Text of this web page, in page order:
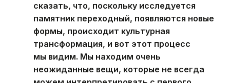
сказать, что, поскольку исследуется
памятник переходный, появляются новые
формы, происходит культурная
трансформация, и вот этот процесс
мы видим. Мы находим очень
неожиданные вещи, которые не всегда